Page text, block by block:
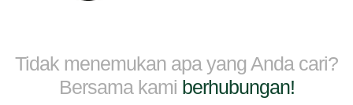
Tidak menemukan apa yang Anda cari?
Bersama kami berhubungan!